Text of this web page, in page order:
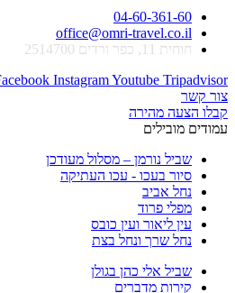
04-60-361-60
office@omri-travel.co.il
חוחית 11, כפר ורדים 2514700
Facebook InstagramYoutube Tripadvisor
צור קשר
קבלו הצעה מהירה
עמודים מובילים
שביל נורמן – מסלול מעודכן
סיור בעכו - עכו העתיקה
נחל אביב
מפלי פרוד
עין ליאור ועין כובס
נחל שרך ונחל בצת
שביל אלי כהן בגולן
קירות מדברים